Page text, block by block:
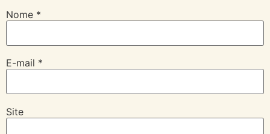
Nome *
E-mail *
Site